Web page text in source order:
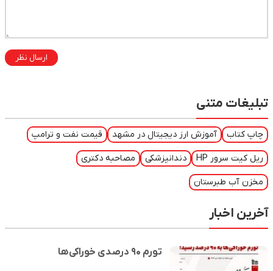
ارسال نظر
تبلیغات متنی
چاپ کتاب آموزش ارز دیجیتال در مشهد قیمت نفت و ترامپ
ریل کیت سرور HP دندانپزشکی مصاحبه دکتری
مخزن آب طبرستان
آخرین اخبار
تورم ۹۰ درصدی خوراکی‌ها